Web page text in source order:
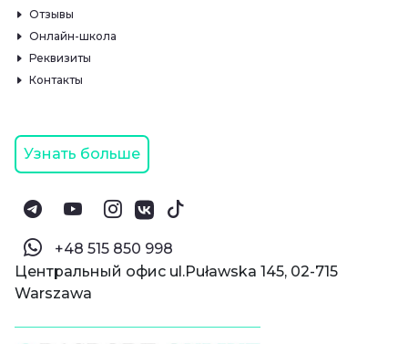
Отзывы
Онлайн-школа
Реквизиты
Контакты
Узнать больше
‪+48 515 850 998‬
Центральный офис ul.Puławska 145, 02-715
Warszawa